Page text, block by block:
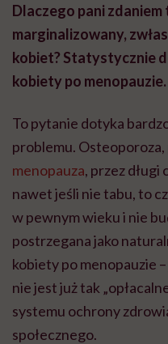
Dlaczego pani
marginalizowany,
kobiet? Statystycznie
kobiety po menopauzie.
To pytanie dotyka
problemu. Osteoporoza,
menopauza, przez długi
nawet jeśli nie tabu, to
w pewnym wieku i nie
postrzegana jako
kobiety po menopauzie
nie jest już tak
systemu ochrony
społecznego.